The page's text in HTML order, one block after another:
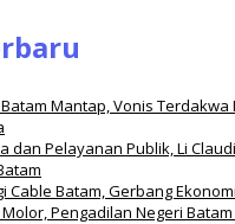
Mantap, Vonis Terdakwa
dan Pelayanan Publik, Li
Cable Batam, Gerbang
Pengadilan Negeri